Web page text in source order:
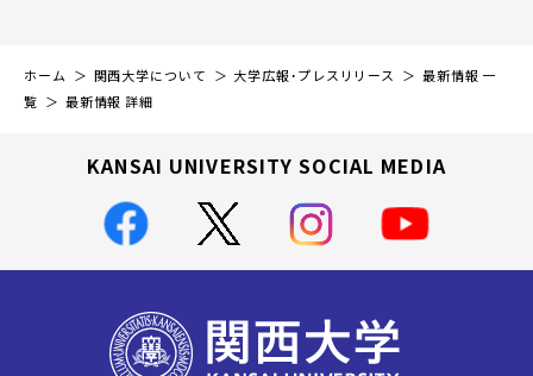
ホーム 関西大学について 大学広報・プレスリリース
最新情報 一
覧
最新情報 詳細
KANSAI UNIVERSITY SOCIAL MEDIA